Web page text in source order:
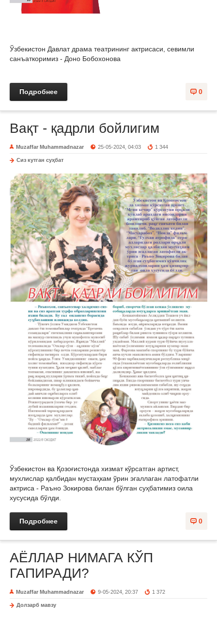
Ўзбекистон Давлат драма театрининг актрисаси, севимли
санъаткоримиз - Доно Бобохонова
0
Подробнее
Вақт - қадрли бойлигим
Muzaffar Muhammadnazar 25-05-2024, 04:03 1 344
Сиз кутган суҳбат
Ўзбекистон ва Қозоғистонда хизмат кўрсатган артист,
мухлислар қалбидан мустаҳкам ўрин эгаллаган латофатли
актриса - Раъно Зокирова билан бўлган суҳбатимиз оила
хусусида бўлди.
0
Подробнее
АЁЛЛАР НИМАГА КЎП
ГАПИРАДИ?
Muzaffar Muhammadnazar 9-05-2024, 20:37 1 372
Долзарб мавзу